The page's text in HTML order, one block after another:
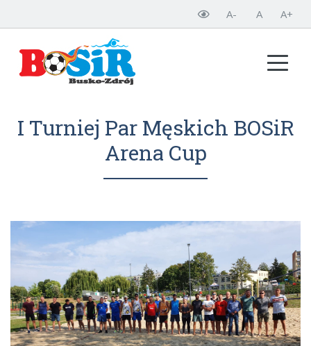
A- A A+
I Turniej Par Męskich BOSiR
Arena Cup